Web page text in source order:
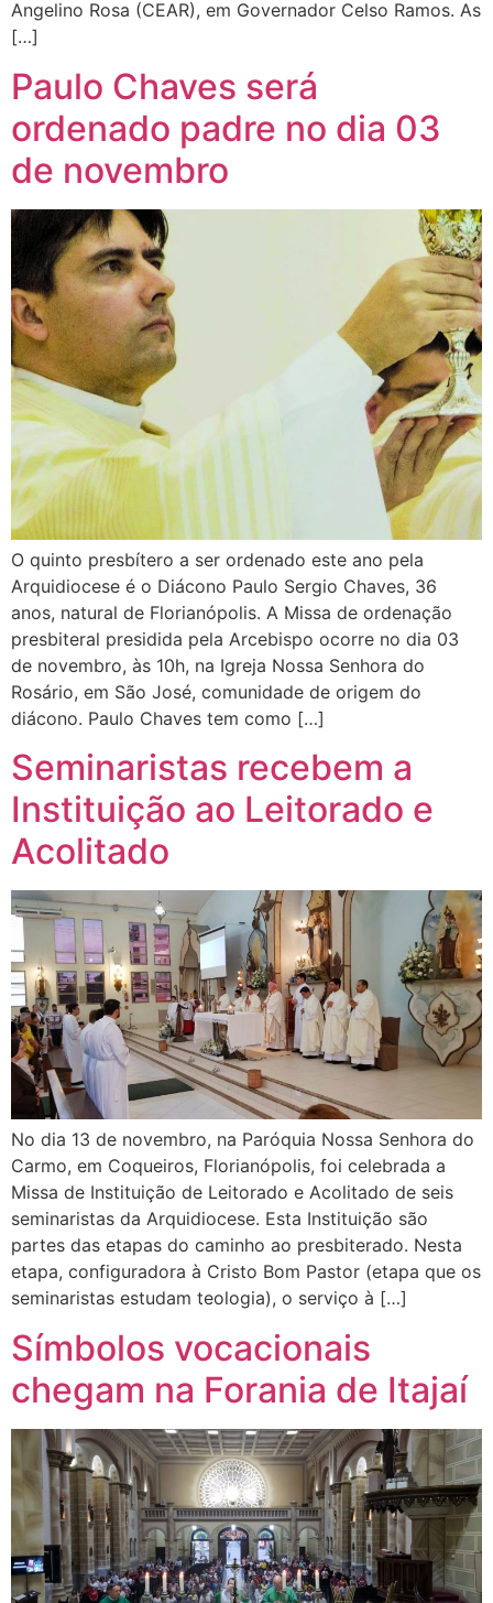
Angelino Rosa (CEAR), em Governador Celso Ramos. As
[…]
Paulo Chaves será
ordenado padre no dia 03
de novembro
O quinto presbítero a ser ordenado este ano pela
Arquidiocese é o Diácono Paulo Sergio Chaves, 36
anos, natural de Florianópolis. A Missa de ordenação
presbiteral presidida pela Arcebispo ocorre no dia 03
de novembro, às 10h, na Igreja Nossa Senhora do
Rosário, em São José, comunidade de origem do
diácono. Paulo Chaves tem como […]
Seminaristas recebem a
Instituição ao Leitorado e
Acolitado
No dia 13 de novembro, na Paróquia Nossa Senhora do
Carmo, em Coqueiros, Florianópolis, foi celebrada a
Missa de Instituição de Leitorado e Acolitado de seis
seminaristas da Arquidiocese. Esta Instituição são
partes das etapas do caminho ao presbiterado. Nesta
etapa, configuradora à Cristo Bom Pastor (etapa que os
seminaristas estudam teologia), o serviço à […]
Símbolos vocacionais
chegam na Forania de Itajaí